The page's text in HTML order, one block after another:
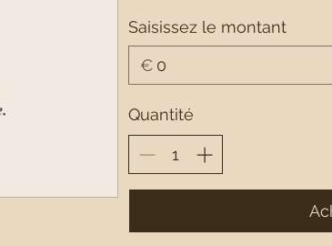
Saisissez le montant
€
Quantité